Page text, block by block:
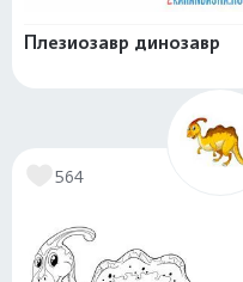
Плезиозавр динозавр
564